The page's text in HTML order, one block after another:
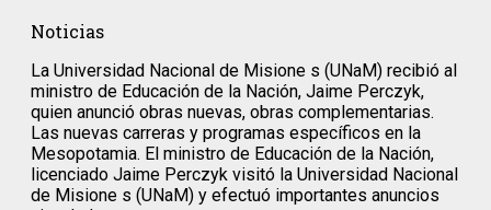
Noticias
La Universidad Nacional de Misione s (UNaM) recibió al
ministro de Educación de la Nación, Jaime Perczyk,
quien anunció obras nuevas, obras complementarias.
Las nuevas carreras y programas específicos en la
Mesopotamia. El ministro de Educación de la Nación,
licenciado Jaime Perczyk visitó la Universidad Nacional
de Misione s (UNaM) y efectuó importantes anuncios